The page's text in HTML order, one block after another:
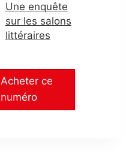
Une enquête
sur les salons
littéraires
Acheter ce
numéro